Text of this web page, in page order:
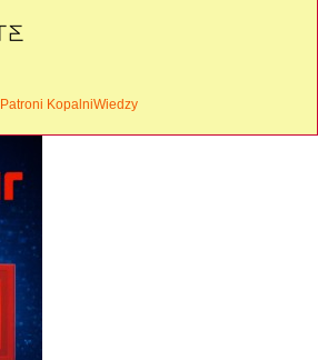
Patroni KopalniWiedzy